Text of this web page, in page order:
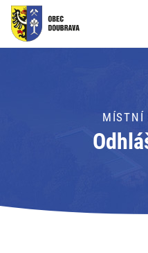
PRO
PRO
MÍSTNÍ